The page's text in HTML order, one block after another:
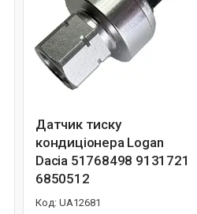
Датчик тиску
кондиціонера Logan
Dacia 51768498 9131721
6850512
UA12681